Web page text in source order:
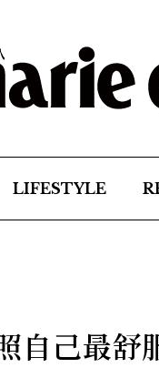
LIFESTYLE
自己最舒